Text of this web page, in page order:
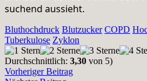
suchend aussieht.
Bluthochdruck Blutzucker COPD
Tuberkulose Zyklon
Durchschnittlich: 3,30 von 5)
Vorheriger Beitrag